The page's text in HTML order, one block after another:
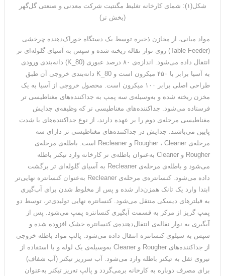
شکل(۱): شمای کارخانه تغلیظ مگنتیت شرکت معدنی و صنعتی گل‌گهر
(بخش تر)
مواد میانی، از مخازن ذخیره توسط یک دستگاه خوراک‌دهنده چرخشی
(Table Feeder) روی نوار نقاله ریخته شده و سپس به آسیای گلوله‌ای تر
انتقال داده می‌شود. اندازه‌ی ۸۰ درصد عبوری (K_80) دانه‌بندی ورودی
به آسیا برابر با ۴۵۰ میکرون است و K_80 دانه‌بندی خروجی آن طبق
طراحی اصلی برابر ۱۰۰ میکرون است. محصول خروجی از آسیا به یک
مخزن ریخته شده و به‌وسیله‌ی سه پمپ به جداکننده‌های مغناطیسی تر
فرستاده می‌شود. جداکننده‌های مغناطیسی تر که وظیفه‌ی جدایش
مغناطیسی مرحله‌ی دوم را بر عهده دارند، از نوع جداکننده‌های با شدت
پایین می‌باشند. جدایش در جداکننده‌های مغناطیسی تر دارای سه
مرحله‌ی Rougher ، Cleaner و Recleaner است. باطله‌ی مرحله‌ی
Rougher و Cleaner به‌عنوان باطله‌ی تر کارخانه وارد تیکنر باطله
می‌شود و باطله‌ی مرحله‌ی Recleaner به آسیای گلوله‌ای تر برگشت
داده می‌شود. کنسانتره‌ی مرحله‌ی Recleaner به‌عنوان کنسانتره نهایی‌تر
ابتدا وارد یک تانک همزن‌دار شده و پس از مخلوط شدن برای آب‌گیری
به فیلترهای دیسکی منتقل می‌شود. کنسانتره نهایی تولیدی‌تر، توسط دو
پمپ گریز از مرکز به قسمت آبگیری کنسانتره پمپ می‌شود. پس از
آبگیری به نوار نقاله‌ی انتقال‌دهنده‌ی کنسانتره خشک افزوده شده و
سپس به سیلوی کنسانتره انتقال داده می‌شود. پالپ مواد باطله خروجی
از جداکننده‌های Rougher و Cleaner به‌وسیله‌ی یک لوله و با استفاده از
نیروی ثقل به تیکنر باطله وارد می‌شود. آب سرریز تیکنر (آب شفاف)
برای مصرف دوباره به کارخانه برمی‌گردد و پالپ ته‌ریز تیکنر به‌عنوان